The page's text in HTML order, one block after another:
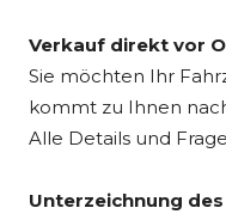
Verkauf direkt vor
Sie möchten Ihr
kommt zu Ihnen
Alle Details und
Unterzeichnung